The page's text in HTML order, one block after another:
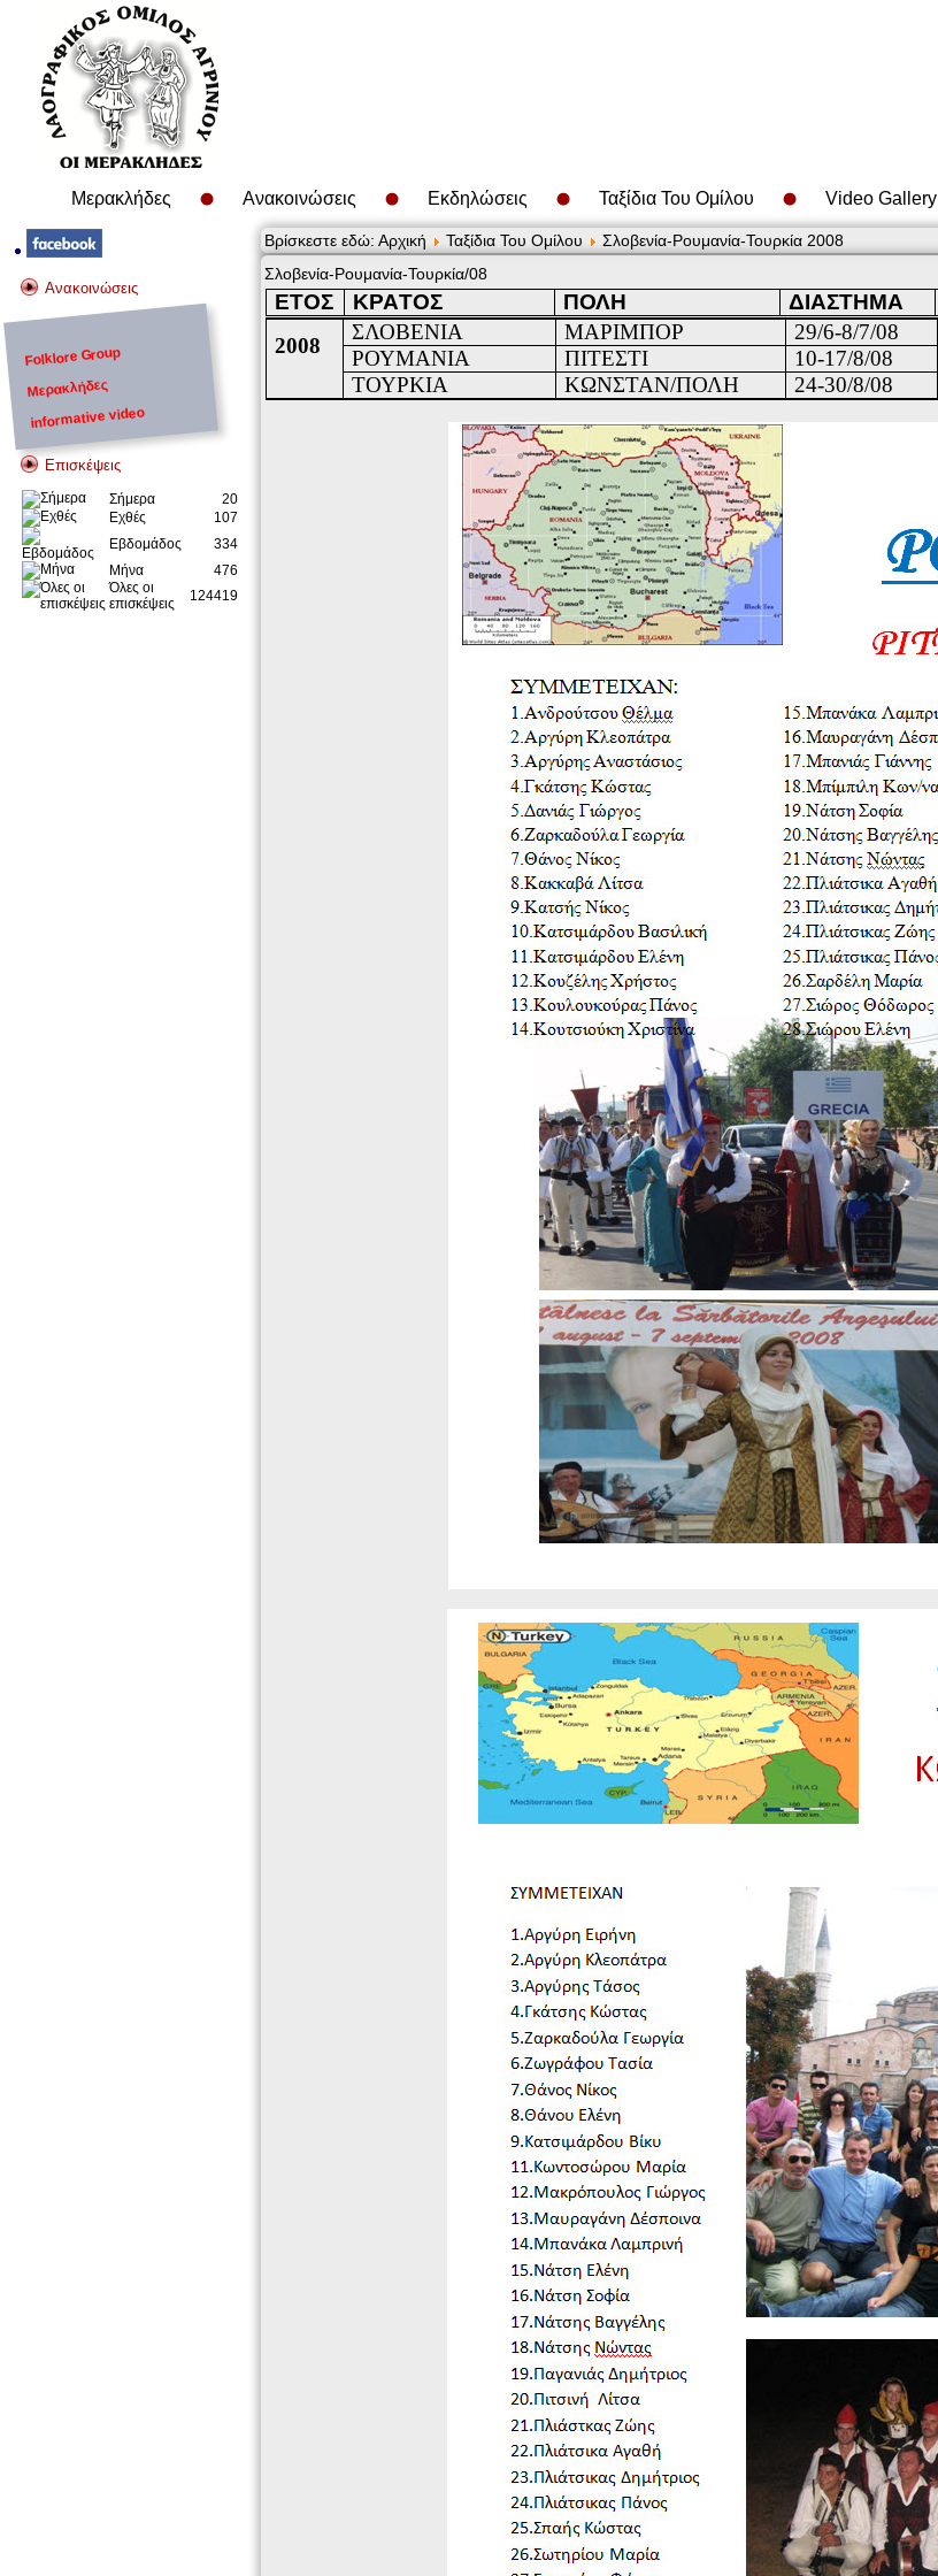
Μερακλήδες Ανακοινώσεις Εκδηλώσεις Ταξίδια Του Ομίλου Video Gallery
Ανακοινώσεις
Folklore Group
Μερακλήδες
informative video
Επισκέψεις
Σήμερα
20
Εχθές
107
Εβδομάδος
334
Μήνα
476
Όλες οι
επισκέψεις
124419
Βρίσκεστε εδώ: Αρχική Ταξίδια Του Ομίλου
Σλοβενία-Ρουμανία-Τουρκία 2008
Σλοβενία-Ρουμανία-Τουρκία/08
ΕΤΟΣ ΚΡΑTΟΣ ΠΟΛΗ ΔΙΑΣΤΗΜΑ
2008
ΣΛΟΒΕΝΙΑ ΜΑΡΙΜΠΟΡ 29/6-8/7/08
ΡΟΥΜΑΝΙΑ
ΠΙΤΕΣΤΙ 10-17/8/08
ΤΟΥΡΚΙΑ
ΚΩΝΣΤΑΝ/ΠΟΛΗ 24-30/8/08